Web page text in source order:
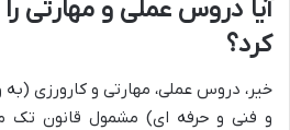
آیا دروس عملی و مهارتی
کرد؟
خیر، دروس عملی، مهارتی و کارورزی
و فنی و حرفه ای) مشمول قانون تک